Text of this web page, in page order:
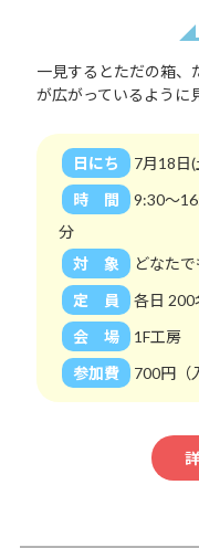
一見するとただの箱、
が広がっているように
日にち
7月18日
時 間
9:30～
分
対 象
どなた
定 員
各日 200
会 場
1F工房
参加費
700円（